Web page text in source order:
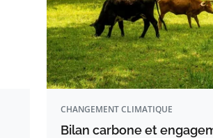
CHANGEMENT CLIMATIQUE
Bilan carbone et